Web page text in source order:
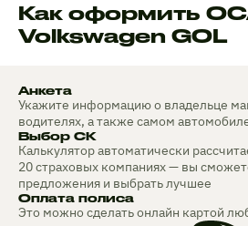
Как оформить
Volkswagen GOL
Анкета
Укажите информацию о владельце
водителях, а также самом
Выбор СК
Калькулятор автоматически
20 страховых компаниях — вы
предложения и выбрать лучшее
Оплата полиса
Это можно сделать онлайн картой